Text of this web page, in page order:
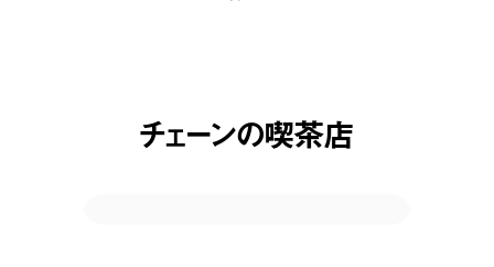
チェーンの喫茶店